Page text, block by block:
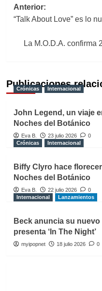
Navegación
de
entradas
Anterior:
“Talk About Love” es lo
La M.O.D.A. confirma
Publicaciones
Crónicas Internacional
John Legend, un viaje
Noches del Botánico
Eva B. 23 julio 2026
0
Crónicas
Internacional
Biffy Clyro hace
Noches del Botánico
Eva B. 22 julio 2026
0
Internacional
Lanzamientos
Beck anuncia su nuevo
presenta ‘In The Night’
myipopnet 18 julio 2026 0